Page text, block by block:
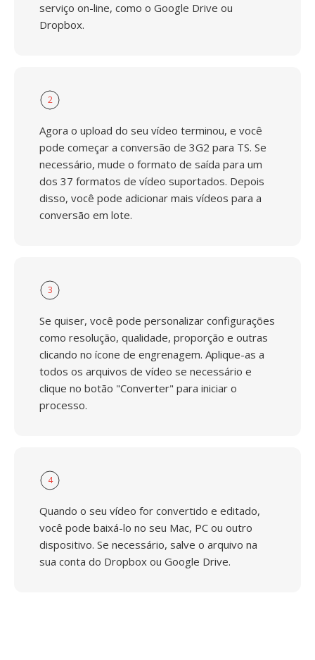
serviço on-line, como o Google Drive ou
Dropbox.
2
Agora o upload do seu vídeo terminou, e você
pode começar a conversão de 3G2 para TS. Se
necessário, mude o formato de saída para um
dos 37 formatos de vídeo suportados. Depois
disso, você pode adicionar mais vídeos para a
conversão em lote.
3
Se quiser, você pode personalizar configurações
como resolução, qualidade, proporção e outras
clicando no ícone de engrenagem. Aplique-as a
todos os arquivos de vídeo se necessário e
clique no botão "Converter" para iniciar o
processo.
4
Quando o seu vídeo for convertido e editado,
você pode baixá-lo no seu Mac, PC ou outro
dispositivo. Se necessário, salve o arquivo na
sua conta do Dropbox ou Google Drive.